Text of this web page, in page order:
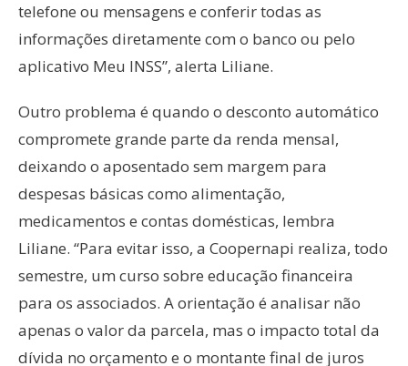
telefone ou mensagens e conferir todas as
informações diretamente com o banco ou pelo
aplicativo Meu INSS”, alerta Liliane.
Outro problema é quando o desconto automático
compromete grande parte da renda mensal,
deixando o aposentado sem margem para
despesas básicas como alimentação,
medicamentos e contas domésticas, lembra
Liliane. “Para evitar isso, a Coopernapi realiza, todo
semestre, um curso sobre educação financeira
para os associados. A orientação é analisar não
apenas o valor da parcela, mas o impacto total da
dívida no orçamento e o montante final de juros